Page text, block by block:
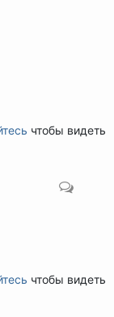
чтобы видеть
чтобы видеть